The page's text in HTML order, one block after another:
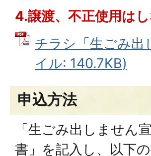
4.譲渡、不正使用は
チラシ「生ごみ出
イル: 140.7KB)
申込方法
「生ごみ出しません
書」を記入し、以下